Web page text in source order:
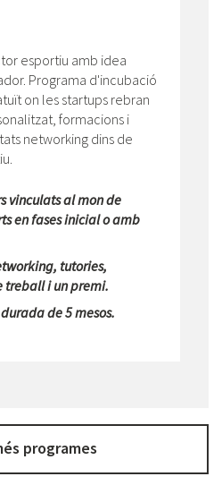
esportiu amb idea
Programa d'incubació
on les startups rebran
formacions i
networking dins de
vinculats al mon de
en fases inicial o amb
tutories,
treball i un premi.
de 5 mesos.
programes